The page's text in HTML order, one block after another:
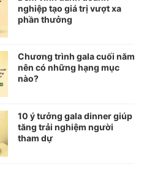
nghiệp tạo giá trị vượt xa
phần thưởng
Chương trình gala cuối năm
nên có những hạng mục
nào?
10 ý tưởng gala dinner giúp
tăng trải nghiệm người
tham dự